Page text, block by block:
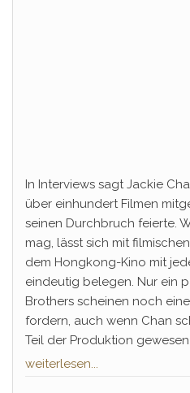
In Interviews sagt Jackie
über einhundert Filmen
seinen Durchbruch feierte.
mag, lässt sich mit
dem Hongkong-Kino mit
eindeutig belegen. Nur ein
Brothers scheinen noch
fordern, auch wenn Chan
Teil der Produktion gewesen
weiterlesen...